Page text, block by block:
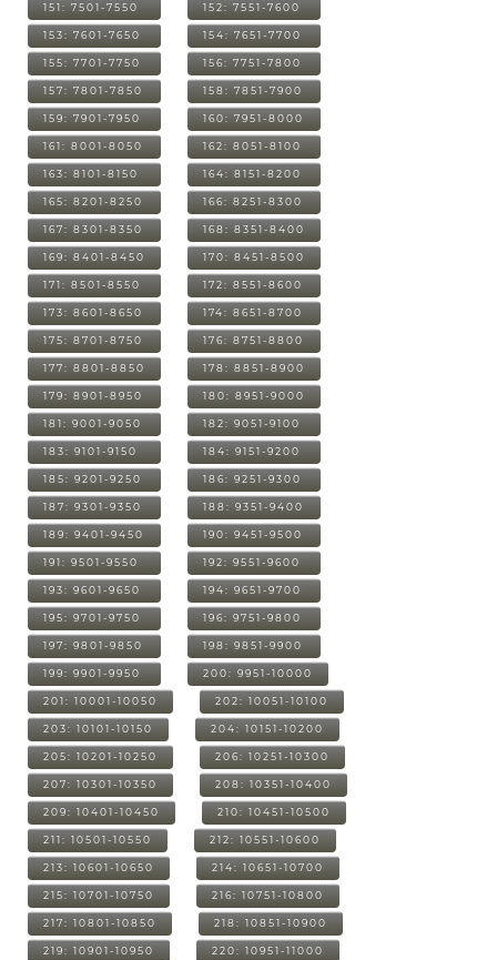
151: 7501-7550 152: 7551-7600
153: 7601-7650 154: 7651-7700
155: 7701-7750 156: 7751-7800
157: 7801-7850 158: 7851-7900
159: 7901-7950 160: 7951-8000
161: 8001-8050 162: 8051-8100
163: 8101-8150 164: 8151-8200
165: 8201-8250 166: 8251-8300
167: 8301-8350 168: 8351-8400
169: 8401-8450 170: 8451-8500
171: 8501-8550 172: 8551-8600
173: 8601-8650 174: 8651-8700
175: 8701-8750 176: 8751-8800
177: 8801-8850 178: 8851-8900
179: 8901-8950 180: 8951-9000
181: 9001-9050 182: 9051-9100
183: 9101-9150 184: 9151-9200
185: 9201-9250 186: 9251-9300
187: 9301-9350 188: 9351-9400
189: 9401-9450 190: 9451-9500
191: 9501-9550 192: 9551-9600
193: 9601-9650 194: 9651-9700
195: 9701-9750 196: 9751-9800
197: 9801-9850 198: 9851-9900
199: 9901-9950 200: 9951-10000
201: 10001-10050 202: 10051-10100
203: 10101-10150 204: 10151-10200
205: 10201-10250 206: 10251-10300
207: 10301-10350 208: 10351-10400
209: 10401-10450 210: 10451-10500
211: 10501-10550 212: 10551-10600
213: 10601-10650 214: 10651-10700
215: 10701-10750 216: 10751-10800
217: 10801-10850 218: 10851-10900
219: 10901-10950 220: 10951-11000